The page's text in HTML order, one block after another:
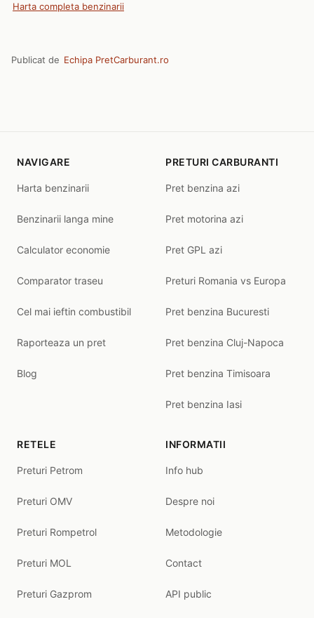
Harta completa benzinarii
Publicat de Echipa PretCarburant.ro
NAVIGARE
Harta benzinarii
Benzinarii langa mine
Calculator economie
Comparator traseu
Cel mai ieftin combustibil
Raporteaza un pret
Blog
PRETURI CARBURANTI
Pret benzina azi
Pret motorina azi
Pret GPL azi
Preturi Romania vs Europa
Pret benzina Bucuresti
Pret benzina Cluj-Napoca
Pret benzina Timisoara
Pret benzina Iasi
RETELE
Preturi Petrom
Preturi OMV
Preturi Rompetrol
Preturi MOL
Preturi Gazprom
INFORMATII
Info hub
Despre noi
Metodologie
Contact
API public